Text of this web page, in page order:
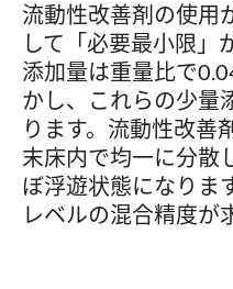
流動性改善剤の使用
して「必要最小限」
添加量は重量比で
かし、これらの少量
ります。流動性改善
末床内で均一に分散
ぼ浮遊状態になりま
レベルの混合精度が